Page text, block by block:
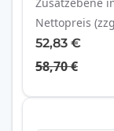
Nettopreis
52,83 €
58,70 €